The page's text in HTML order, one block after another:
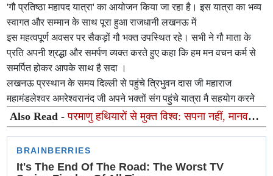
'गौ प्रतिष्ठा महापद यात्रा' का आयोजन किया जा रहा है। इस यात्रा का भव्य
स्वागत और सम्मान के साथ पूरा हुआ राजधानी लखनऊ में
इस महत्वपूर्ण अवसर पर सैकड़ों गौ भक्त उपस्थित रहे। सभी ने गौ माता के
प्रति अपनी श्रद्धा और समर्पण व्यक्त करते हुए कहा कि हम मन वचन कर्म से
समर्पित होकर आपके साथ है सदा ।
लखनऊ प्रस्थान के समय दिल्ली से पहुंचे त्रिभुवन दास जी महाराज
महामंडलेश्वर अमरेश्वरानंद जी अपने भक्तों संग पहुंचे यात्रा मै सहयोग करने
Also Read -परमाणु हथियारों से मुक्त विश्व: सपना नहीं, मानवता
की अनिवार्य जरूरत